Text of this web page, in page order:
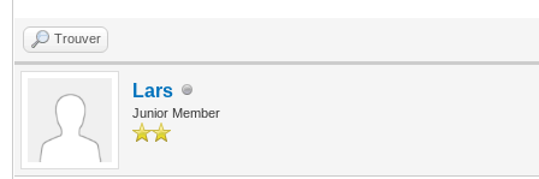
Trouver
Lars
Junior Member